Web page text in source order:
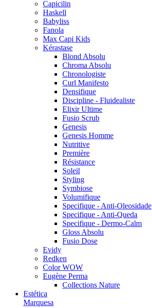
Capicilin
Haskell
Babyliss
Fanola
Max Capi Kids
Kérastase
Blond Absolu
Chroma Absolu
Chronologiste
Curl Manifesto
Densifique
Discipline - Fluidealiste
Elixir Ultime
Fusio Scrub
Genesis
Genesis Homme
Nutritive
Première
Résistance
Soleil
Styling
Symbiose
Volumifique
Specifique - Anti-Oleosidade
Specifique - Anti-Queda
Specifique - Dermo-Calm
Gloss Absolu
Fusio Dose
Evidy
Redken
Color WOW
Eugène Perma
Collections Nature
Estética
Marquesa